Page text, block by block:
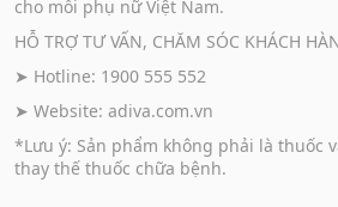
cho mỗi phụ nữ Việt Nam.
HỖ TRỢ TƯ VẤN, CHĂM SÓC KHÁCH
➤ Hotline: 1900 555 552
➤ Website: adiva.com.vn
*Lưu ý: Sản phẩm không phải là thuốc
thay thế thuốc chữa bệnh.